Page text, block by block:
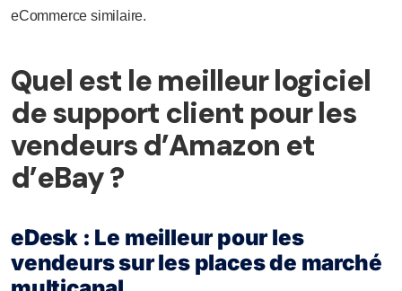
eCommerce similaire.
Quel est le meilleur logiciel
de support client pour les
vendeurs d’Amazon et
d’eBay ?
eDesk : Le meilleur pour les
vendeurs sur les places de marché